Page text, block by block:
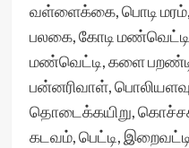
வள்ளைக்கை, பொடி
பலகை, கோடி
மண்வெட்டி, களை
பன்னரிவாள்,
தொடைக்கயிறு,
கடவம், பெட்டி,